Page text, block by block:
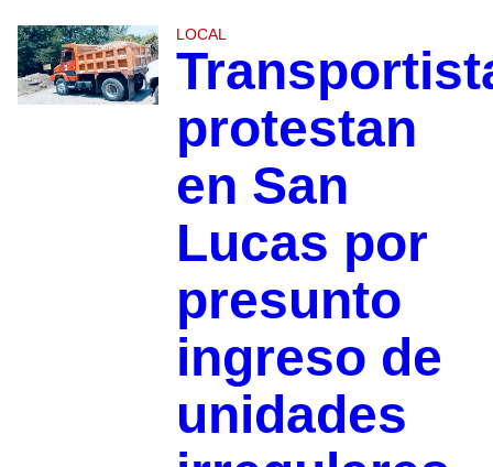
LOCAL
protestan
en San
Lucas por
presunto
ingreso de
unidades